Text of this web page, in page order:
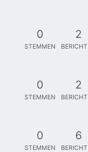
0
STEMMEN
2
0
STEMMEN
2
0
STEMMEN
6